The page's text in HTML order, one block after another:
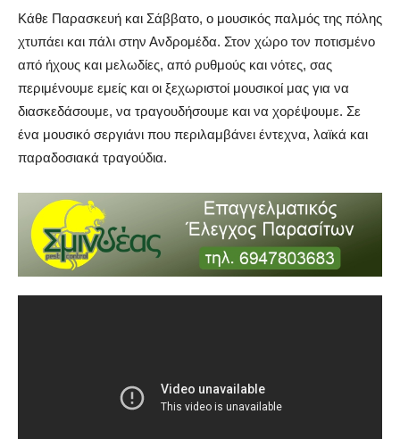
Κάθε Παρασκευή και Σάββατο, ο μουσικός παλμός της πόλης
χτυπάει και πάλι στην Ανδρομέδα. Στον χώρο τον ποτισμένο
από ήχους και μελωδίες, από ρυθμούς και νότες, σας
περιμένουμε εμείς και οι ξεχωριστοί μουσικοί μας για να
διασκεδάσουμε, να τραγουδήσουμε και να χορέψουμε. Σε
ένα μουσικό σεργιάνι που περιλαμβάνει έντεχνα, λαϊκά και
παραδοσιακά τραγούδια.